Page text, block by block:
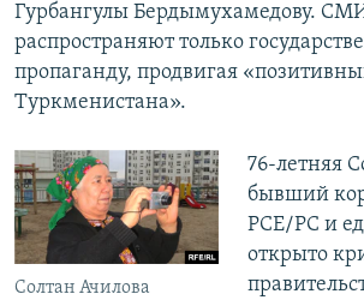
Гурбангулы Бердымухамедову.
распространяют только
пропаганду, продвигая
Туркменистана».
Солтан Ачилова
76-летняя
бывший
РСЕ/РС и
открыто